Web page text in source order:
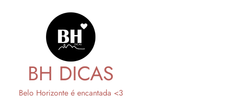
BH DICAS
Belo Horizonte é encantada <3